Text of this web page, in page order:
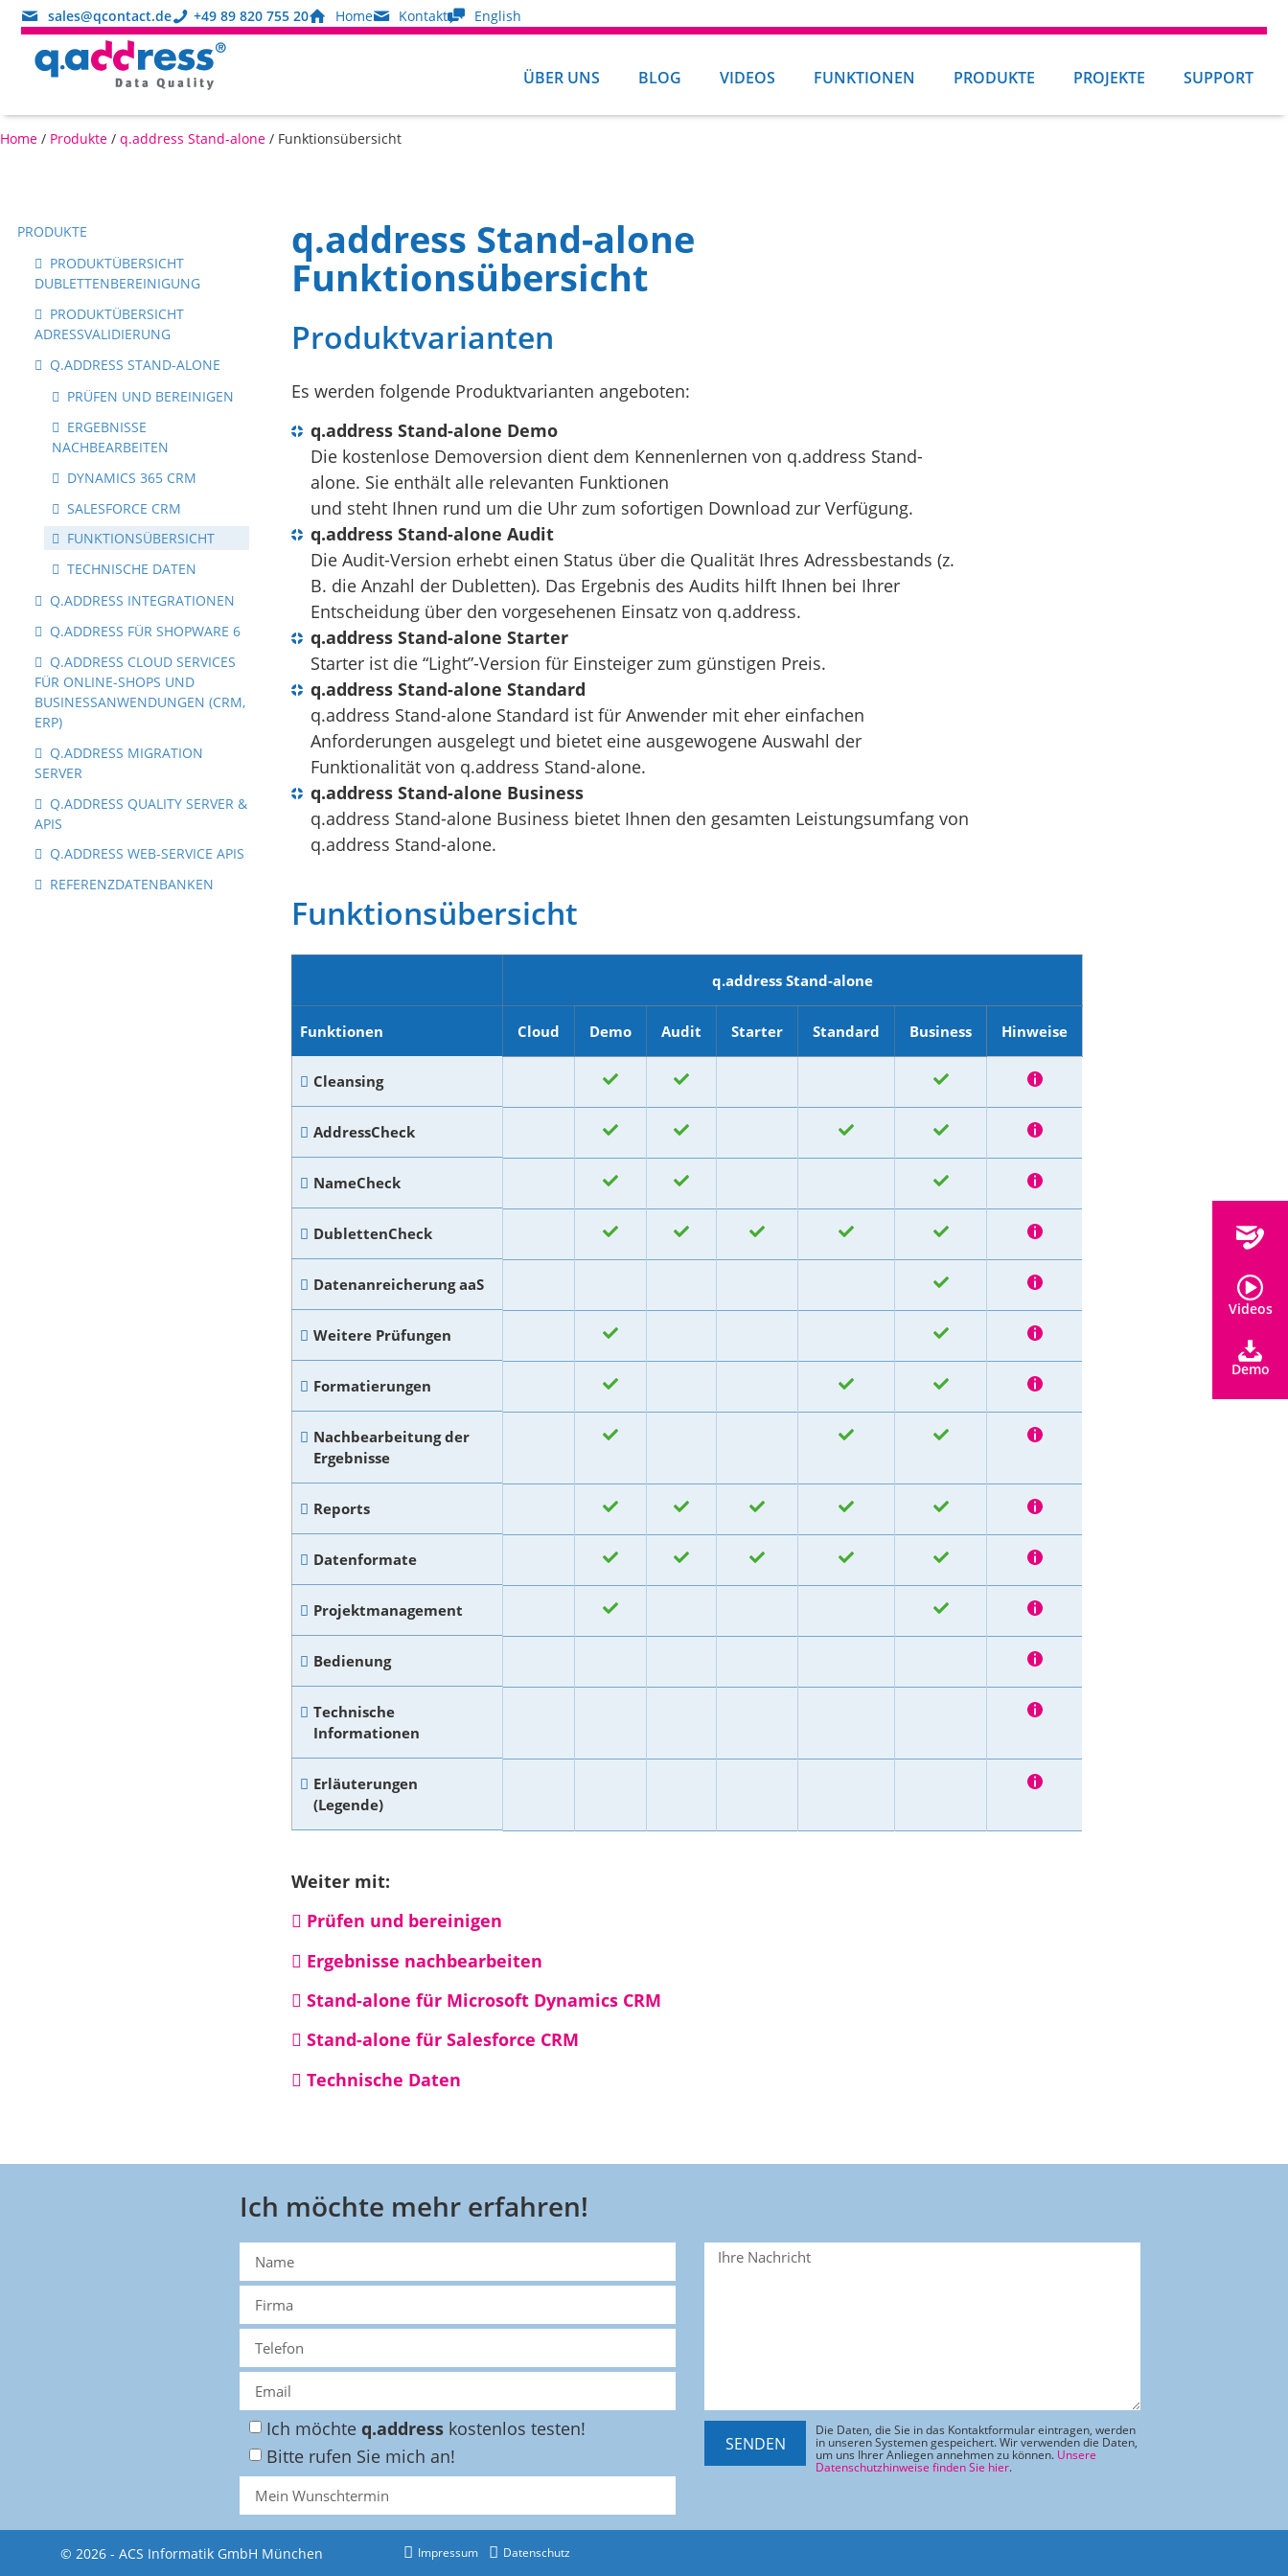
sales@qcontact.de +49 89 820 755 20 Home Kontakt English
ÜBER UNS BLOG VIDEOS FUNKTIONEN PRODUKTE PROJEKTE SUPPORT
Home / Produkte / q.address Stand-alone / Funktionsübersicht
PRODUKTE
PRODUKTÜBERSICHT
DUBLETTENBEREINIGUNG
PRODUKTÜBERSICHT
ADRESSVALIDIERUNG
Q.ADDRESS STAND-ALONE
PRÜFEN UND BEREINIGEN
ERGEBNISSE
NACHBEARBEITEN
DYNAMICS 365 CRM
SALESFORCE CRM
FUNKTIONSÜBERSICHT
TECHNISCHE DATEN
Q.ADDRESS INTEGRATIONEN
Q.ADDRESS FÜR SHOPWARE 6
Q.ADDRESS CLOUD SERVICES
FÜR ONLINE-SHOPS UND
BUSINESSANWENDUNGEN (CRM,
ERP)
Q.ADDRESS MIGRATION
SERVER
Q.ADDRESS QUALITY SERVER &
APIS
Q.ADDRESS WEB-SERVICE APIS
REFERENZDATENBANKEN
q.address Stand-alone
Funktionsübersicht
Produktvarianten
Es werden folgende Produktvarianten angeboten:
q.address Stand-alone Demo
Die kostenlose Demoversion dient dem Kennenlernen von q.address Stand-
alone. Sie enthält alle relevanten Funktionen
und steht Ihnen rund um die Uhr zum sofortigen Download zur Verfügung.
q.address Stand-alone Audit
Die Audit-Version erhebt einen Status über die Qualität Ihres Adressbestands (z.
B. die Anzahl der Dubletten). Das Ergebnis des Audits hilft Ihnen bei Ihrer
Entscheidung über den vorgesehenen Einsatz von q.address.
q.address Stand-alone Starter
Starter ist die “Light”-Version für Einsteiger zum günstigen Preis.
q.address Stand-alone Standard
q.address Stand-alone Standard ist für Anwender mit eher einfachen
Anforderungen ausgelegt und bietet eine ausgewogene Auswahl der
Funktionalität von q.address Stand-alone.
q.address Stand-alone Business
q.address Stand-alone Business bietet Ihnen den gesamten Leistungsumfang von
q.address Stand-alone.
Funktionsübersicht
q.address Stand-alone
Funktionen Cloud Demo Audit Starter Standard Business Hinweise
Cleansing
AddressCheck
NameCheck
DublettenCheck
Datenanreicherung aaS
Weitere Prüfungen
Formatierungen
Nachbearbeitung der
Ergebnisse
Reports
Datenformate
Projektmanagement
Bedienung
Technische
Informationen
Erläuterungen
(Legende)
Weiter mit:
Prüfen und bereinigen
Ergebnisse nachbearbeiten
Stand-alone für Microsoft Dynamics CRM
Stand-alone für Salesforce CRM
Technische Daten
Ich möchte mehr erfahren!
Ich möchte q.address kostenlos testen!
Bitte rufen Sie mich an!
Die Daten, die Sie in das Kontaktformular eintragen, werden
in unseren Systemen gespeichert. Wir verwenden die Daten,
um uns Ihrer Anliegen annehmen zu können. Unsere
Datenschutzhinweise finden Sie hier.
SENDEN
© 2026 - ACS Informatik GmbH München Impressum Datenschutz
Videos
Demo